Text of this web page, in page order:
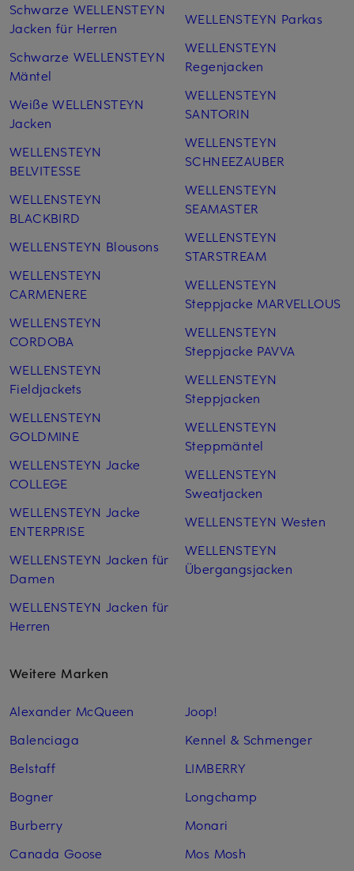
Schwarze WELLENSTEYN
Jacken für Herren
Schwarze WELLENSTEYN
Mäntel
Weiße WELLENSTEYN
Jacken
WELLENSTEYN
BELVITESSE
WELLENSTEYN
BLACKBIRD
WELLENSTEYN Blousons
WELLENSTEYN
CARMENERE
WELLENSTEYN
CORDOBA
WELLENSTEYN
Fieldjackets
WELLENSTEYN
GOLDMINE
WELLENSTEYN Jacke
COLLEGE
WELLENSTEYN Jacke
ENTERPRISE
WELLENSTEYN Jacken für
Damen
WELLENSTEYN Jacken für
Herren
WELLENSTEYN Parkas
WELLENSTEYN
Regenjacken
WELLENSTEYN
SANTORIN
WELLENSTEYN
SCHNEEZAUBER
WELLENSTEYN
SEAMASTER
WELLENSTEYN
STARSTREAM
WELLENSTEYN
Steppjacke MARVELLOUS
WELLENSTEYN
Steppjacke PAVVA
WELLENSTEYN
Steppjacken
WELLENSTEYN
Steppmäntel
WELLENSTEYN
Sweatjacken
WELLENSTEYN Westen
WELLENSTEYN
Übergangsjacken
Weitere Marken
Alexander McQueen
Balenciaga
Belstaff
Bogner
Burberry
Canada Goose
Joop!
Kennel & Schmenger
LIMBERRY
Longchamp
Monari
Mos Mosh